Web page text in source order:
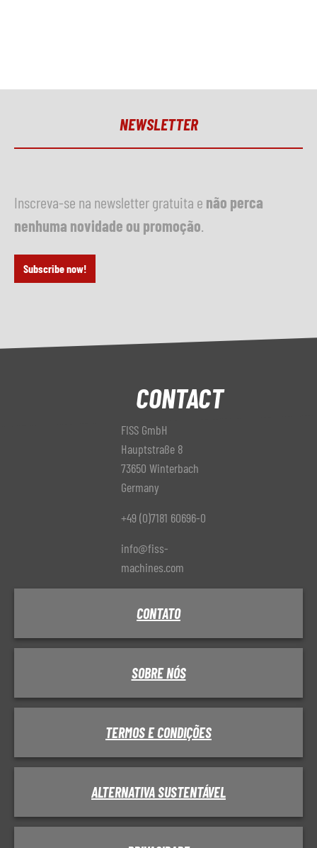
NEWSLETTER
Inscreva-se na newsletter gratuita e não perca
nenhuma novidade ou promoção
Subscribe now!
CONTACT
FISS GmbH
Hauptstraße 8
73650 Winterbach
Germany
+49 (0)7181 60696-0
info@fiss-
machines.com
CONTATO
SOBRE NÓS
TERMOS E CONDIÇÕES
ALTERNATIVA SUSTENTÁVEL